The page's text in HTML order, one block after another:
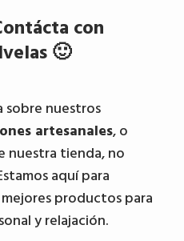
con
🙂
sobre nuestros
artesanales, o
nuestra tienda, no
aquí para
productos para
y relajación.